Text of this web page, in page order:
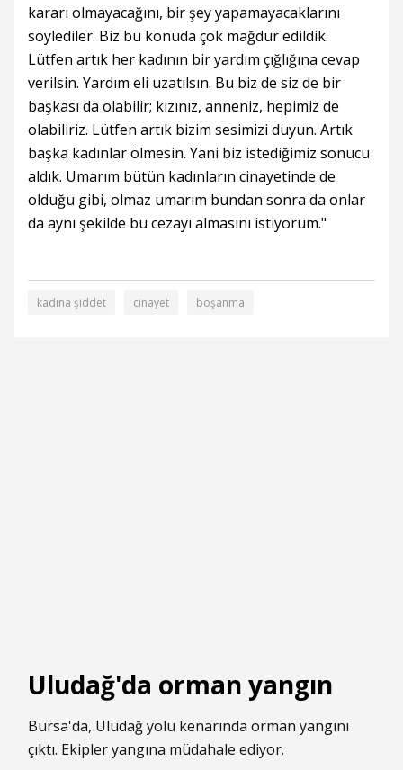
kararı olmayacağını, bir şey yapamayacaklarını
söylediler. Biz bu konuda çok mağdur edildik.
Lütfen artık her kadının bir yardım çığlığına cevap
verilsin. Yardım eli uzatılsın. Bu biz de siz de bir
başkası da olabilir; kızınız, anneniz, hepimiz de
olabiliriz. Lütfen artık bizim sesimizi duyun. Artık
başka kadınlar ölmesin. Yani biz istediğimiz sonucu
aldık. Umarım bütün kadınların cinayetinde de
olduğu gibi, olmaz umarım bundan sonra da onlar
da aynı şekilde bu cezayı almasını istiyorum."
kadına şiddet cinayet boşanma
Uludağ'da orman yangın
Bursa'da, Uludağ yolu kenarında orman yangını
çıktı. Ekipler yangına müdahale ediyor.